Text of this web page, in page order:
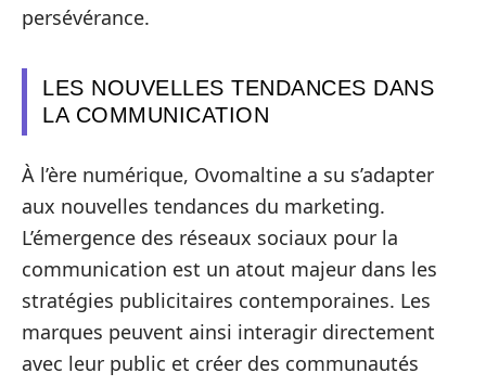
persévérance.
LES NOUVELLES TENDANCES DANS
LA COMMUNICATION
À l’ère numérique, Ovomaltine a su s’adapter
aux nouvelles tendances du marketing.
L’émergence des réseaux sociaux pour la
communication est un atout majeur dans les
stratégies publicitaires contemporaines. Les
marques peuvent ainsi interagir directement
avec leur public et créer des communautés